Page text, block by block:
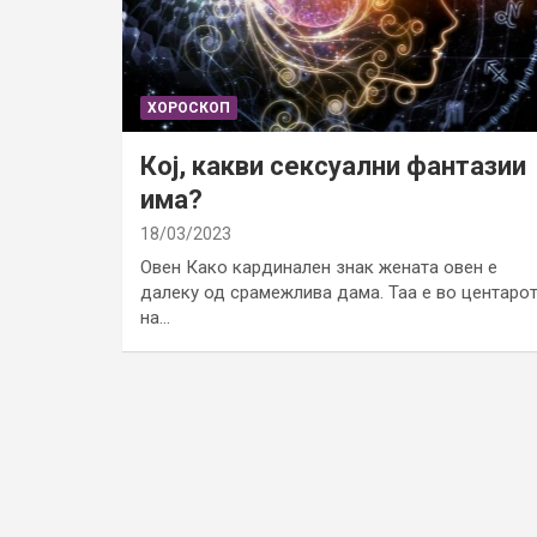
ХОРОСКОП
Кој, какви сексуални фантазии
има?
18/03/2023
Овен Како кардинален знак жената овен е
далеку од срамежлива дама. Таа е во центарот
на…